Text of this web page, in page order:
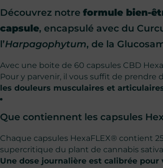
Découvrez notre formule bien-
capsule, encapsulé avec du
l’Harpagophytum, de la
Avec une boite de 60 capsules CBD
Pour y parvenir, il vous suffit de prendre
les douleurs musculaires et
Que contiennent les capsules
Chaque capsules HexaFLEX® contient
supercritique du plant de cannabis
Une dose journalière est calibrée pour